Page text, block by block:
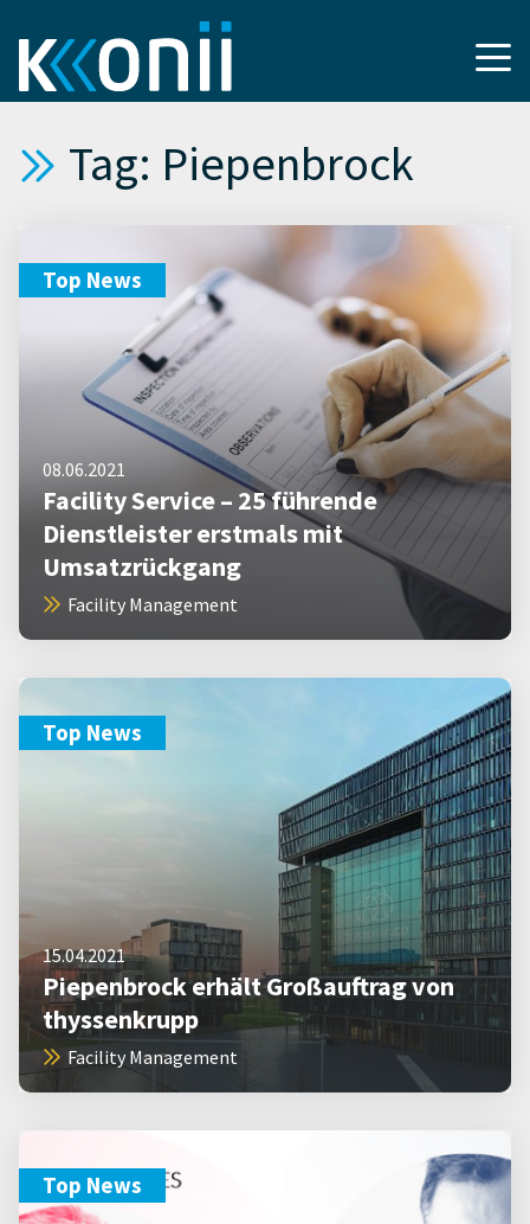
Tag: Piepenbrock
Top News
08.06.2021
Facility Service – 25 führende
Dienstleister erstmals mit
Umsatzrückgang
Facility Management
Top News
15.04.2021
Piepenbrock erhält Großauftrag von
thyssenkrupp
Facility Management
Top News